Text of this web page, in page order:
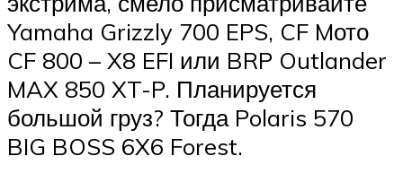
Yamaha Grizzly 700 EPS, CF Mото
CF 800 – X8 EFI или BRP Outlander
MAX 850 XT-P. Планируется
большой груз? Тогда Polaris 570
BIG BOSS 6X6 Forest.